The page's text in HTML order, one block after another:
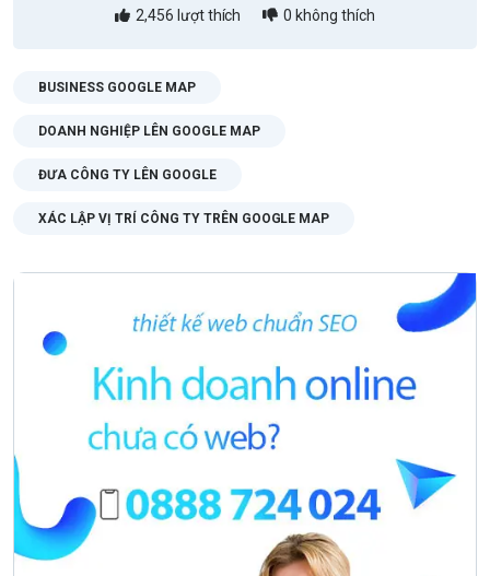
2,456 lượt thích 0 không thích
BUSINESS GOOGLE MAP
DOANH NGHIỆP LÊN GOOGLE MAP
ĐƯA CÔNG TY LÊN GOOGLE
XÁC LẬP VỊ TRÍ CÔNG TY TRÊN GOOGLE MAP